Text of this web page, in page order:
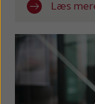
Læs